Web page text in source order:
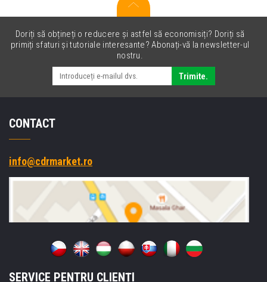
Doriți să obțineți o reducere și astfel să economisiți? Doriți să
primiți sfaturi și tutoriale interesante? Abonați-vă la newsletter-ul
nostru.
Trimite.
CONTACT
info@cdrmarket.ro
SERVICE PENTRU CLIENȚI